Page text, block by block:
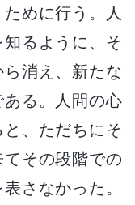
めに行う。人
るように、そ
消え、新たな
る。人間の心
、ただちにそ
その段階での
さなかった。